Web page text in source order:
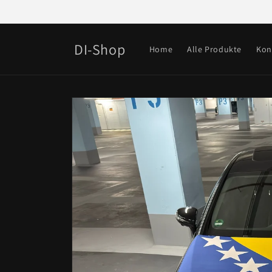
Inhalt
DI-Shop Home Alle Produkte
Zu
Produktinformationen
springen